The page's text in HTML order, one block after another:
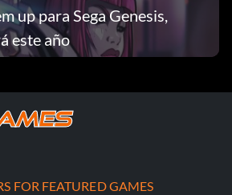
up para Sega Genesis,
este año
FOR FEATURED GAMES